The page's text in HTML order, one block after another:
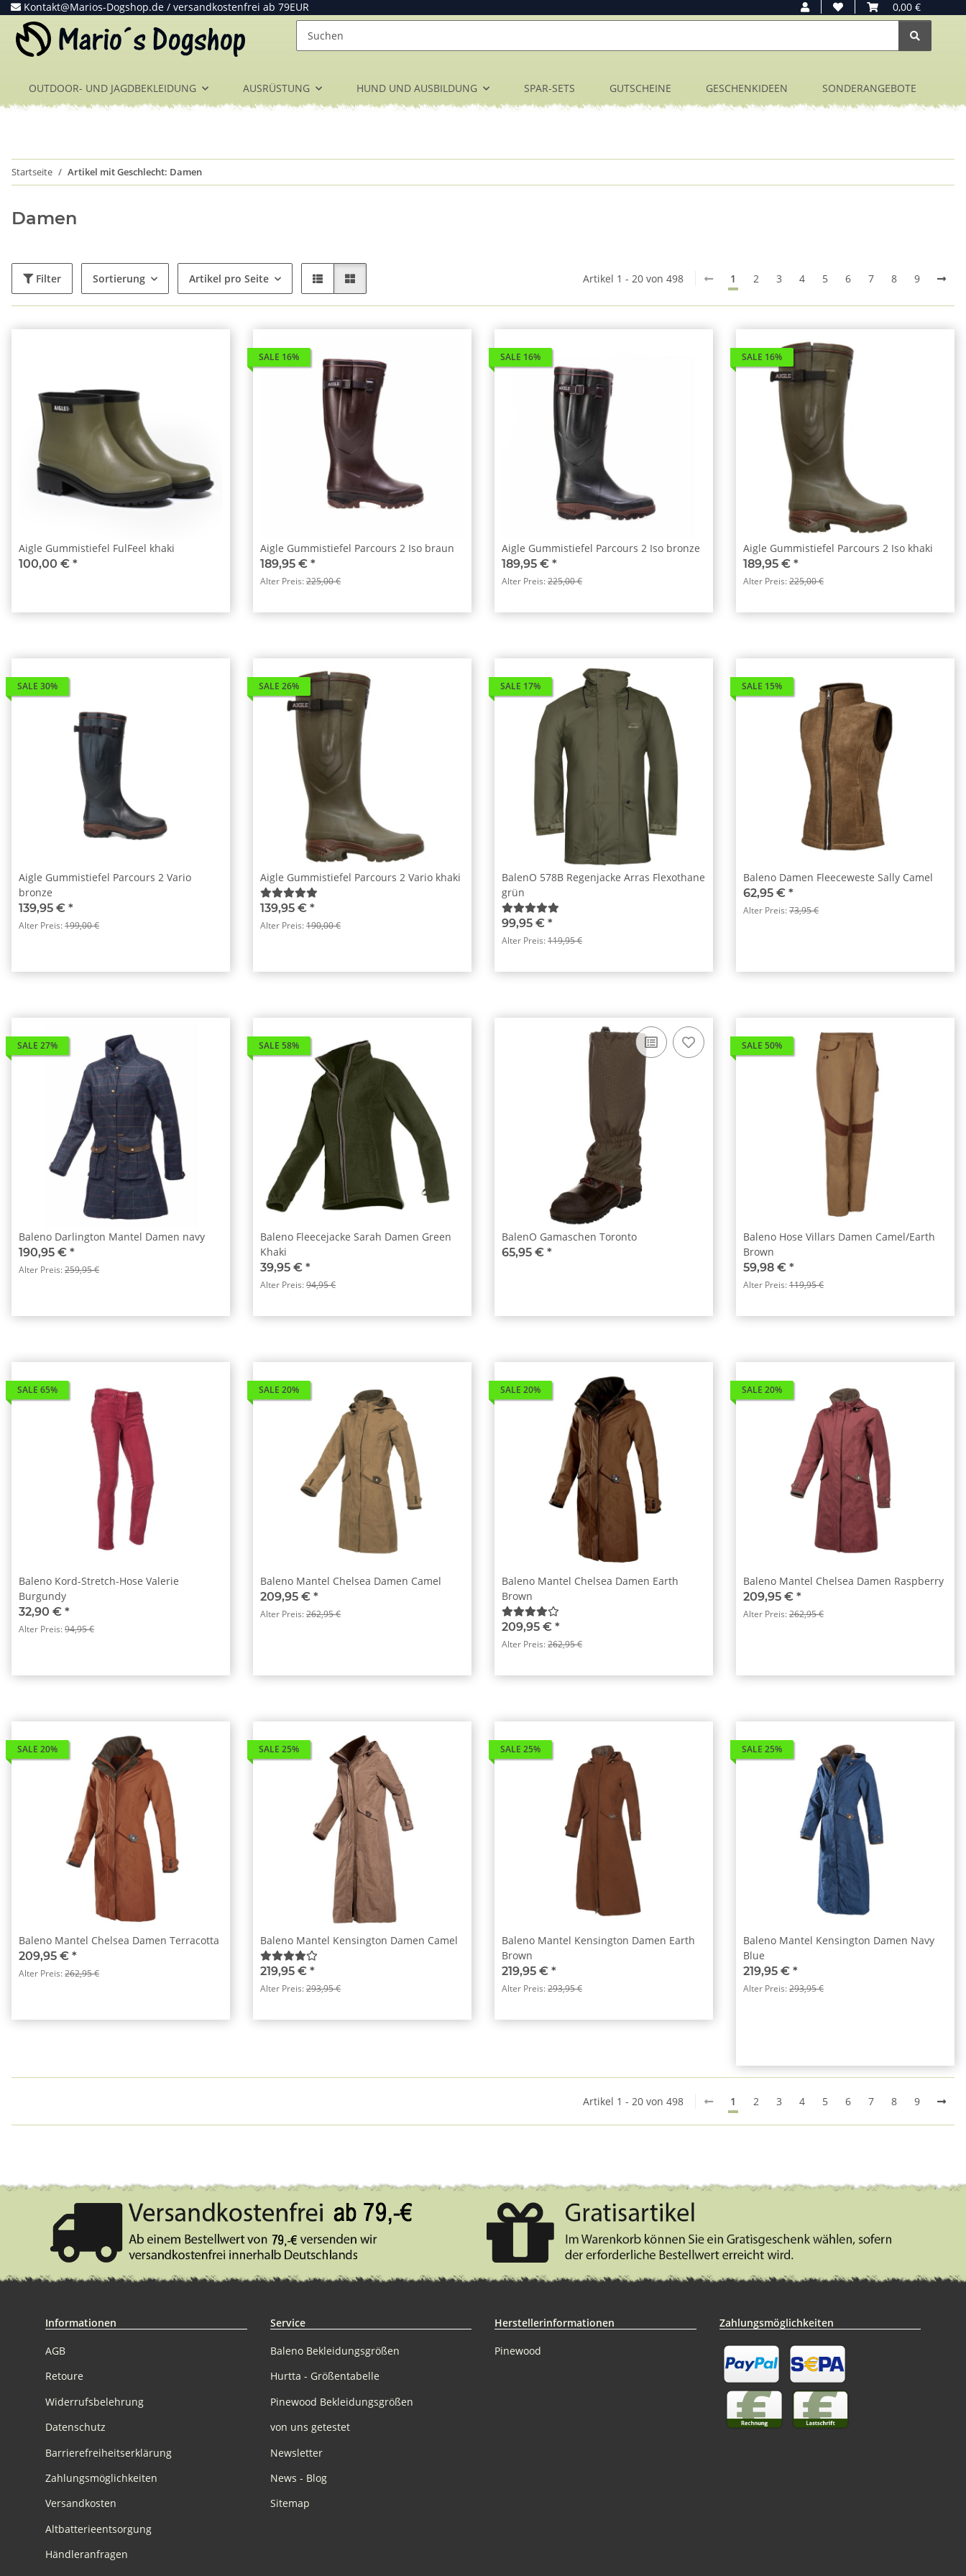
Kontakt@Marios-Dogshop.de / versandkostenfrei ab 79EUR 0,00 €
OUTDOOR- UND JAGDBEKLEIDUNG AUSRÜSTUNG HUND UND AUSBILDUNG SPAR-SETS GUTSCHEINE GESCHENKIDEEN SONDERANGEBOTE
Startseite Artikel mit Geschlecht: Damen
Damen
Filter Sortierung Artikel pro Seite Artikel 1 - 20 von 498 1 2 3 4 5 6 7 8 9
Aigle Gummistiefel FulFeel khaki
100,00 € *
SALE 16%
Aigle Gummistiefel Parcours 2 Iso braun
189,95 € *
Alter Preis:225,00 €
SALE 16%
Aigle Gummistiefel Parcours 2 Iso bronze
189,95 € *
Alter Preis:225,00 €
SALE 16%
Aigle Gummistiefel Parcours 2 Iso khaki
189,95 € *
Alter Preis:225,00 €
SALE 30%
Aigle Gummistiefel Parcours 2 Vario
bronze
139,95 € *
Alter Preis:199,00 €
SALE 26%
Aigle Gummistiefel Parcours 2 Vario khaki
139,95 € *
Alter Preis:190,00 €
SALE 17%
BalenO 578B Regenjacke Arras Flexothane
grün
99,95 € *
Alter Preis:119,95 €
SALE 15%
Baleno Damen Fleeceweste Sally Camel
62,95 € *
Alter Preis:73,95 €
SALE 27%
Baleno Darlington Mantel Damen navy
190,95 € *
Alter Preis:259,95 €
SALE 58%
Baleno Fleecejacke Sarah Damen Green
Khaki
39,95 € *
Alter Preis:94,95 €
BalenO Gamaschen Toronto
65,95 € *
SALE 50%
Baleno Hose Villars Damen Camel/Earth
Brown
59,98 € *
Alter Preis:119,95 €
SALE 65%
Baleno Kord-Stretch-Hose Valerie
Burgundy
32,90 € *
Alter Preis:94,95 €
SALE 20%
Baleno Mantel Chelsea Damen Camel
209,95 € *
Alter Preis:262,95 €
SALE 20%
Baleno Mantel Chelsea Damen Earth
Brown
209,95 € *
Alter Preis:262,95 €
SALE 20%
Baleno Mantel Chelsea Damen Raspberry
209,95 € *
Alter Preis:262,95 €
SALE 20%
Baleno Mantel Chelsea Damen Terracotta
209,95 € *
Alter Preis:262,95 €
SALE 25%
Baleno Mantel Kensington Damen Camel
219,95 € *
Alter Preis:293,95 €
SALE 25%
Baleno Mantel Kensington Damen Earth
Brown
219,95 € *
Alter Preis:293,95 €
SALE 25%
Baleno Mantel Kensington Damen Navy
Blue
219,95 € *
Alter Preis:293,95 €
Artikel 1 - 20 von 498 1 2 3 4 5 6 7 8 9
Informationen
AGB
Retoure
Widerrufsbelehrung
Datenschutz
Barrierefreiheitserklärung
Zahlungsmöglichkeiten
Versandkosten
Altbatterieentsorgung
Händleranfragen
Service
Baleno Bekleidungsgrößen
Hurtta - Größentabelle
Pinewood Bekleidungsgrößen
von uns getestet
Newsletter
News - Blog
Sitemap
Herstellerinformationen
Pinewood
Zahlungsmöglichkeiten